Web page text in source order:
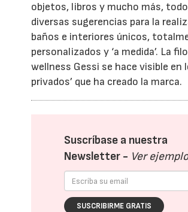
objetos, libros y mucho más,
diversas sugerencias para la
baños e interiores únicos,
personalizados y ‘a medida’. La
wellness Gessi se hace visible en
privados’ que ha creado la marca.
Suscríbase a nuestra
Newsletter - Ver
SUSCRIBIRME GRATIS